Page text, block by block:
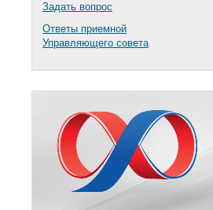
Задать вопрос
Ответы приемной
Управляющего совета